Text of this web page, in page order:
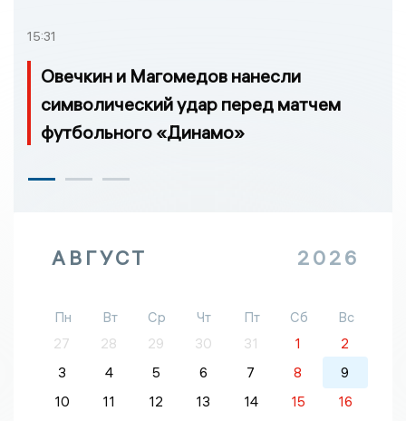
15:31
Овечкин и Магомедов нанесли
символический удар перед матчем
футбольного «Динамо»
АВГУСТ 2026
Пн Вт Ср Чт Пт Сб
Вс
27
28 29 30 31 1
2
3
4 5 6 7 8
9
10
11 12 13 14 15
16